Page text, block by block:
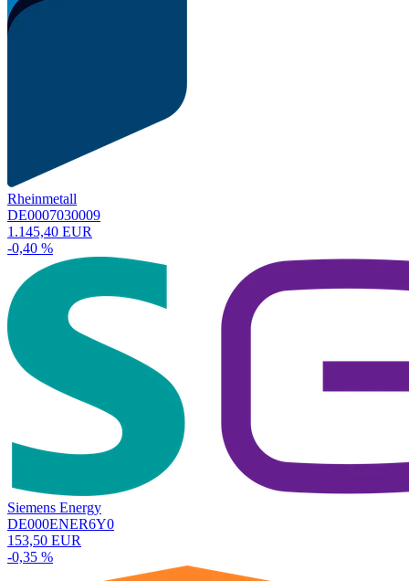
Rheinmetall
DE0007030009
1.145,40 EUR
-0,40 %
Siemens Energy
DE000ENER6Y0
153,50 EUR
-0,35 %